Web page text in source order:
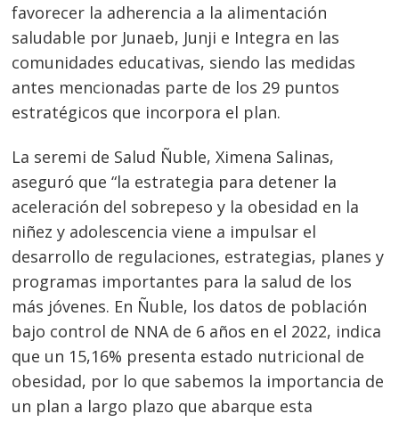
favorecer la adherencia a la alimentación
saludable por Junaeb, Junji e Integra en las
comunidades educativas, siendo las medidas
antes mencionadas parte de los 29 puntos
estratégicos que incorpora el plan.
La seremi de Salud Ñuble, Ximena Salinas,
aseguró que “la estrategia para detener la
aceleración del sobrepeso y la obesidad en la
niñez y adolescencia viene a impulsar el
desarrollo de regulaciones, estrategias, planes y
programas importantes para la salud de los
más jóvenes. En Ñuble, los datos de población
bajo control de NNA de 6 años en el 2022, indica
que un 15,16% presenta estado nutricional de
obesidad, por lo que sabemos la importancia de
un plan a largo plazo que abarque esta